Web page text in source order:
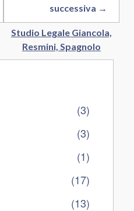
successiva →
Studio Legale Giancola,
Resmini, Spagnolo
(3)
(3)
(1)
(17)
(13)